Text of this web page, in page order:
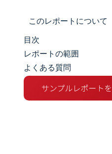
このレポートについて
市場規模とシェア
市場分析
トレンドとインサイ
目次
レポートの範囲
よくある質問